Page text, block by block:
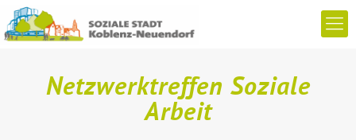
Netzwerktreffen Soziale
Arbeit